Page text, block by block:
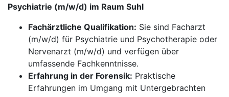
Psychiatrie (m/w/d) im Raum Suhl
Fachärztliche Qualifikation: Sie sind Facharzt
(m/w/d) für Psychiatrie und Psychotherapie oder
Nervenarzt (m/w/d) und verfügen über
umfassende Fachkenntnisse.
Erfahrung in der Forensik: Praktische
Erfahrungen im Umgang mit Untergebrachten